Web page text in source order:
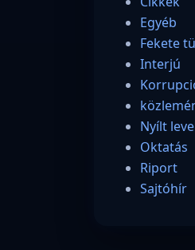
Egyéb
Fekete
Interjú
Nyílt
Oktatás
Riport
Sajtóhír